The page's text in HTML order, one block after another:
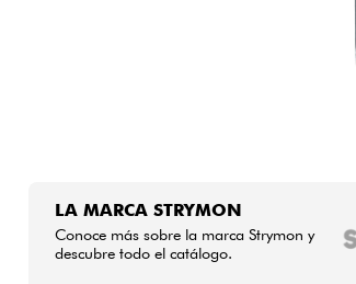
LA MARCA STRYMON
Conoce más sobre la marca Strymon y
descubre todo el catálogo.